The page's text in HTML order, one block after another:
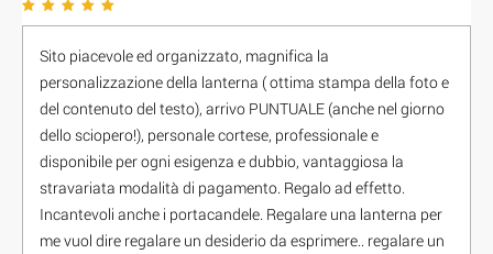
Sito piacevole ed organizzato, magnifica la
personalizzazione della lanterna ( ottima stampa della foto e
del contenuto del testo), arrivo PUNTUALE (anche nel giorno
dello sciopero!), personale cortese, professionale e
disponibile per ogni esigenza e dubbio, vantaggiosa la
stravariata modalità di pagamento. Regalo ad effetto.
Incantevoli anche i portacandele. Regalare una lanterna per
me vuol dire regalare un desiderio da esprimere.. regalare un